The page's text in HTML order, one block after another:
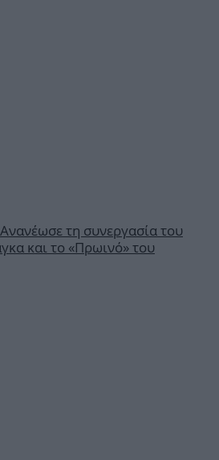
τη συνεργασία του
και το «Πρωινό» του